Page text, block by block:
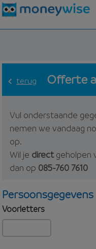
terug Offerte
Vul onderstaande
nemen we vandaag
op.
Wil je directgeholpen
dan op 085-760 7610
Persoonsgegevens
Voorletters